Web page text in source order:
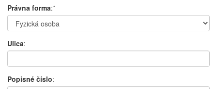
Právna forma:*
Ulica:
Popisné číslo: